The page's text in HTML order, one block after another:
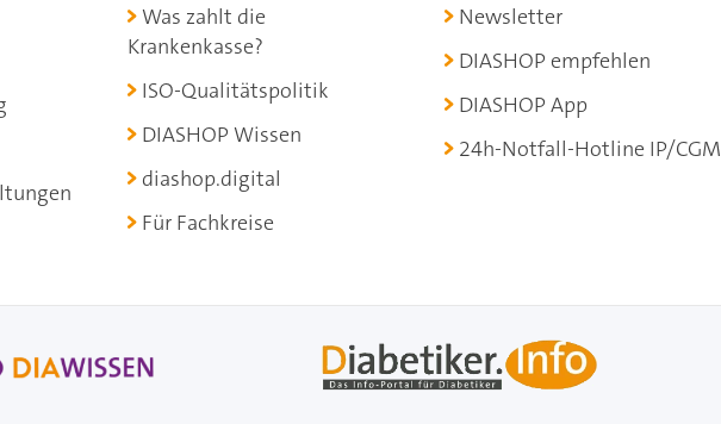
Was zahlt die
Krankenkasse?
ISO-Qualitätspolitik
DIASHOP Wissen
diashop.digital
Für Fachkreise
Newsletter
DIASHOP empfehlen
DIASHOP App
24h-Notfall-Hotline IP/CGM